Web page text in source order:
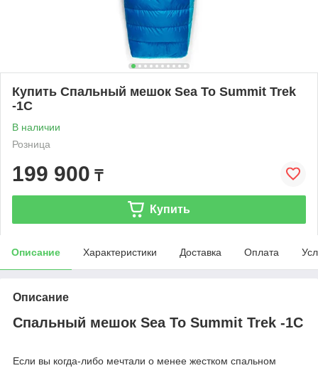
Купить Cпальный мешок Sea To Summit Trek
-1C
В наличии
Розница
199 900 ₸
Купить
Описание Характеристики Доставка Оплата
Описание
Cпальный мешок Sea To Summit Trek -1C
Если вы когда-либо мечтали о менее жестком спальном